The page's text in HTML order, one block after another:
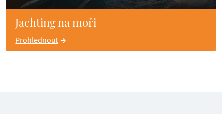
Jachting na moři
Prohlednout